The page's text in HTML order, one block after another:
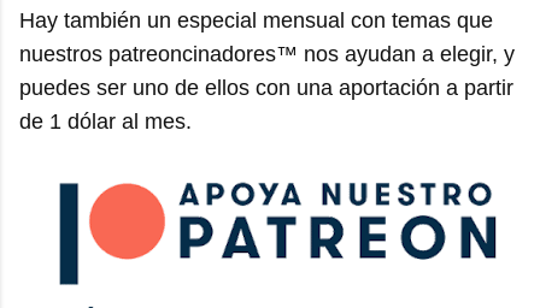
Hay también un especial mensual con temas que
nuestros patreoncinadores™ nos ayudan a elegir, y
puedes ser uno de ellos con una aportación a partir
de 1 dólar al mes.